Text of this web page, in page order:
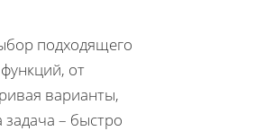
подходящего
от
варианты,
– быстро